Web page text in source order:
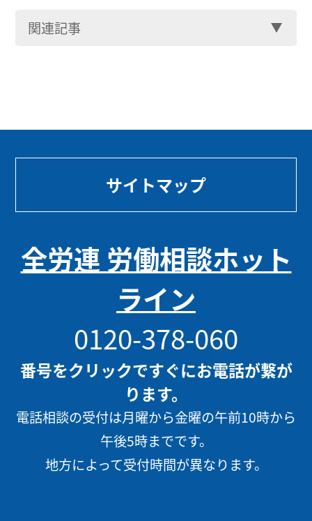
関連記事
サイトマップ
全労連 労働相談ホット
ライン
0120-378-060
番号をクリックですぐにお電話が繋が
ります。
電話相談の受付は月曜から金曜の午前10時から
午後5時までです。
地方によって受付時間が異なります。